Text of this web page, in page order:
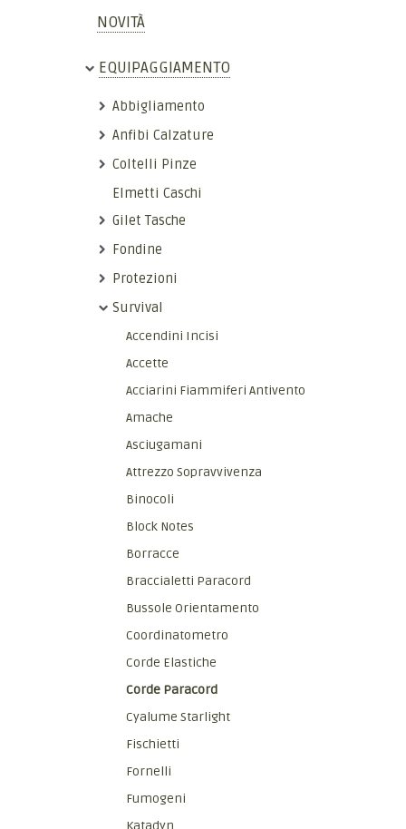
NOVITÀ
EQUIPAGGIAMENTO
Abbigliamento
Anfibi Calzature
Coltelli Pinze
Elmetti Caschi
Gilet Tasche
Fondine
Protezioni
Survival
Accendini Incisi
Accette
Acciarini Fiammiferi Antivento
Amache
Asciugamani
Attrezzo Sopravvivenza
Binocoli
Block Notes
Borracce
Braccialetti Paracord
Bussole Orientamento
Coordinatometro
Corde Elastiche
Corde Paracord
Cyalume Starlight
Fischietti
Fornelli
Fumogeni
Katadyn